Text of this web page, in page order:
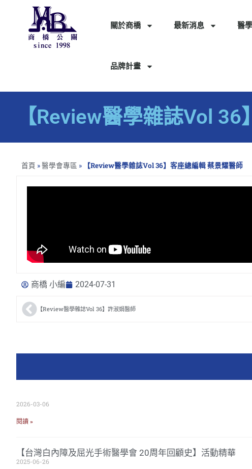
關於商橋 最新消息 醫
品牌計畫
【Review醫學雜誌Vol
首頁 »醫學會專區 » 【Review醫學雜誌Vol 36】客座總編輯 蔡景耀醫師
商橋 小編 2024-07-31
【Review醫學雜誌Vol 36】許淑娟醫師
2026-03-06
閱讀 »
【台灣白內障及屈光手術醫學會 20周年回顧史】活動精華
2025-06-26